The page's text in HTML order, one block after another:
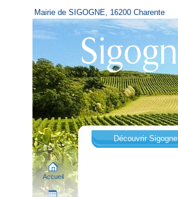
Mairie de SIGOGNE, 16200 Charente
Accueil
Découvrir Sigogne